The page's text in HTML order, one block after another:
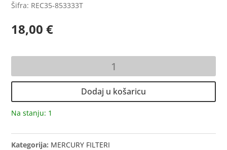
Šifra: REC35-853333T
18,00€
količina
Dodaj u košaricu
Na stanju: 1
Kategorija: MERCURY FILTERI